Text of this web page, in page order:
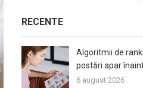
RECENTE
Algoritmii de
postări apar
6 august 2026